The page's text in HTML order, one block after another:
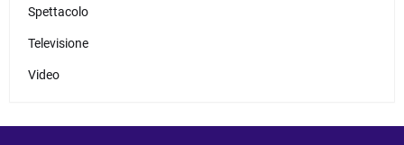
Spettacolo
Televisione
Video